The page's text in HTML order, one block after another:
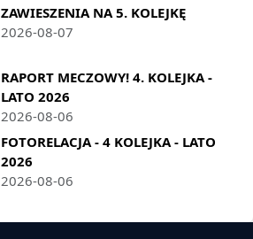
ZAWIESZENIA NA 5. KOLEJKĘ
2026-08-07
RAPORT MECZOWY! 4. KOLEJKA -
LATO 2026
2026-08-06
FOTORELACJA - 4 KOLEJKA - LATO
2026
2026-08-06